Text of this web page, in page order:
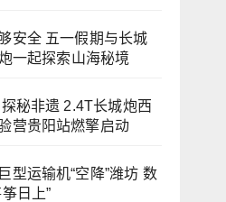
安全 五一假期与长城
一起探索山海秘境
秘非遗 2.4T长城炮西
营贵阳站燃擎启动
型运输机“空降”潍坊 数
日上”